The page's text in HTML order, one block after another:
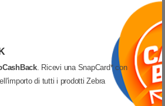
. Ricevi una SnapCard* con
di tutti i prodotti Zebra